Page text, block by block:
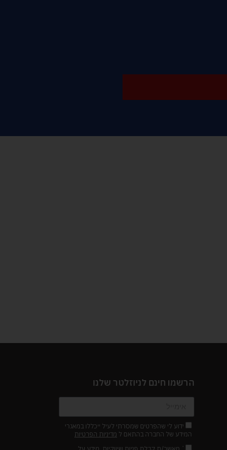
הרשמו חינם לניוזלטר שלנו
ידוע לי שהפרטים שמסרתי לעיל ייכללו במאגרי
המידע של החברה בהתאם ל מדיניות הפרטיות